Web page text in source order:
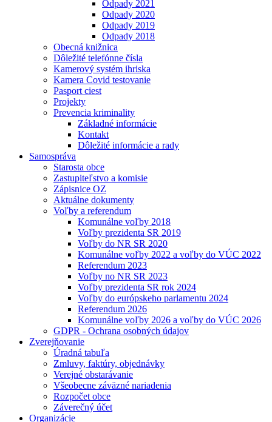
Odpady 2021
Odpady 2020
Odpady 2019
Odpady 2018
Obecná knižnica
Dôležité telefónne čísla
Kamerový systém ihriska
Kamera Covid testovanie
Pasport ciest
Projekty
Prevencia kriminality
Základné informácie
Kontakt
Dôležité informácie a rady
Samospráva
Starosta obce
Zastupiteľstvo a komisie
Zápisnice OZ
Aktuálne dokumenty
Voľby a referendum
Komunálne voľby 2018
Voľby prezidenta SR 2019
Voľby do NR SR 2020
Komunálne voľby 2022 a voľby do VÚC 2022
Referendum 2023
Voľby no NR SR 2023
Voľby prezidenta SR rok 2024
Voľby do európskeho parlamentu 2024
Referendum 2026
Komunálne voľby 2026 a voľby do VÚC 2026
GDPR - Ochrana osobných údajov
Zverejňovanie
Úradná tabuľa
Zmluvy, faktúry, objednávky
Verejné obstarávanie
Všeobecne záväzné nariadenia
Rozpočet obce
Záverečný účet
Organizácie